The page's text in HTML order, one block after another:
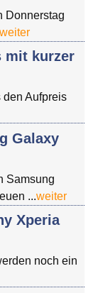
Donnerstag
weiter
mit kurzer
Aufpreis
Galaxy
Samsung
...weiter
Xperia
noch ein